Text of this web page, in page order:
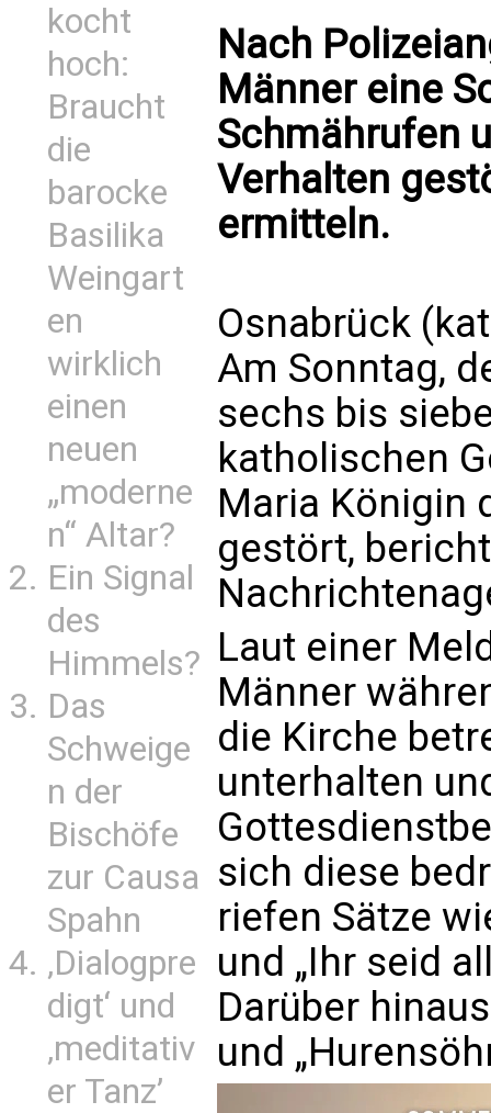
kocht
hoch:
Braucht
die
barocke
Basilika
Weingart
en
wirklich
einen
neuen
„moderne
n“ Altar?
Ein Signal
des
Himmels?
Das
Schweige
n der
Bischöfe
zur Causa
Spahn
‚Dialogpre
digt‘ und
‚meditativ
er Tanz’
Nach
Männer eine
Schmährufen
Verhalten
ermitteln.
Osnabrück
Am Sonntag,
sechs bis
katholischen
Maria Königin
gestört,
Laut einer
Männer
die Kirche
unterhalten
sich diese
riefen Sätze
und „Ihr seid
Darüber
und